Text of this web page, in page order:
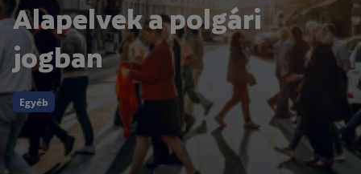
Alapelvek a polgári
jogban
Egyéb